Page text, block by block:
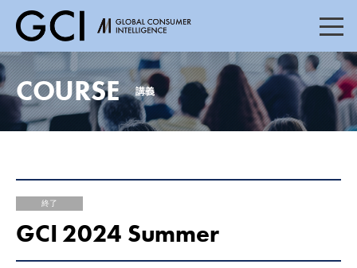
TOP トップページ
NEWS ニュース
COURSE
MESSAGE
COURSE 講義
終了
GCI 2024 Summer